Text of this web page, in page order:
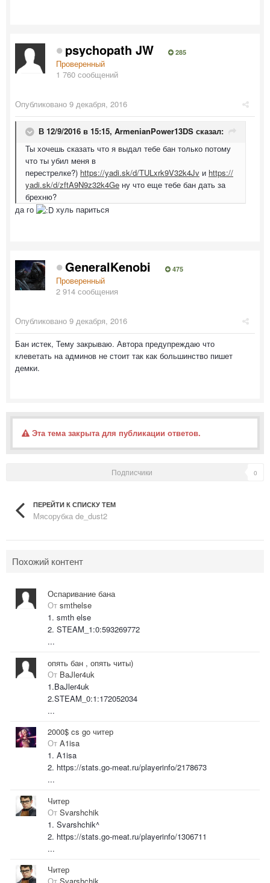
psychopath JW 285
Проверенный
1 760 сообщений
Опубликовано 9 декабря, 2016
В 12/9/2016 в 15:15, ArmenianPower13DS сказал:
Ты хочешь сказать что я выдал тебе бан только потому
что ты убил меня в
перестрелке?) https://yadi.sk/d/TULxrk9V32k4Jv и https://
yadi.sk/d/zftA9N9z32k4Ge ну что еще тебе бан дать за
брехню?
да го
хуль париться
GeneralKenobi 475
Проверенный
2 914 сообщения
Опубликовано 9 декабря, 2016
Бан истек, Тему закрываю. Автора предупреждаю что
клеветать на админов не стоит так как большинство пишет
демки.
Эта тема закрыта для публикации ответов.
Подписчики 0
ПЕРЕЙТИ К СПИСКУ ТЕМ
Мясорубка de_dust2
Похожий контент
Оспаривание бана
От smthelse
1. smth else
2. STEAM_1:0:593269772
...
опять бан , опять читы)
От BaJler4uk
1.BaJler4uk
2.STEAM_0:1:172052034
...
2000$ cs go читер
От A1isa
1. A1isa
2. https://stats.go-meat.ru/playerinfo/2178673
...
Читер
От Svarshchik
1. Svarshchik^
2. https://stats.go-meat.ru/playerinfo/1306711
...
Читер